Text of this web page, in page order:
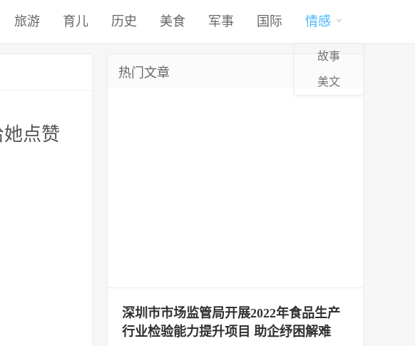
旅游 育儿 历史 美食 军事 国际 情感
故事
美文
点赞
热门文章
深圳市市场监管局开展2022年食品生产
行业检验能力提升项目 助企纾困解难